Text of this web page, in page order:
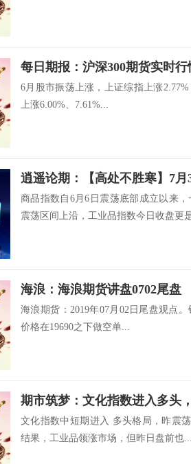
6月股市振荡上涨，上证综指上涨
上涨6.00%、7.61%...
商品指数自6月6日震荡底部成立以来
震荡区间上沿，工业品指数今日收盘更
海浪：海浪期货讲盘0702尾盘
海浪期货：2019年07月02日尾盘观点
价格在19690之下做空单...
期市筑梦：文化指数进入多头
文化指数中短期进入 多头格局，昨震
结果，工业品领涨市场，但昨日盘前也